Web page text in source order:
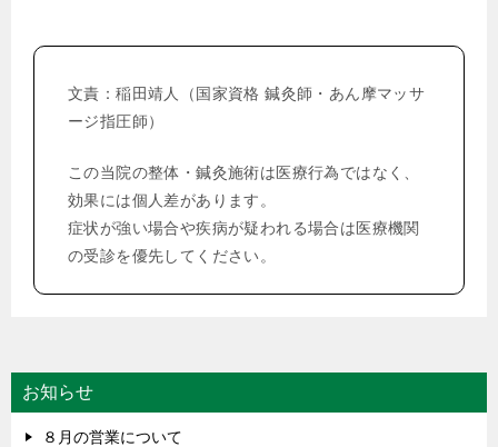
文責：稲田靖人（国家資格 鍼灸師・あん摩マッサ
ージ指圧師）
この当院の整体・鍼灸施術は医療行為ではなく、
効果には個人差があります。
症状が強い場合や疾病が疑われる場合は医療機関
の受診を優先してください。
お知らせ
８月の営業について